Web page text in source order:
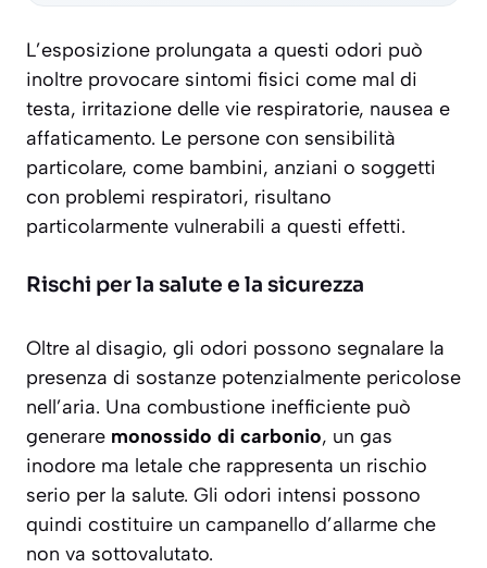
L’esposizione prolungata a questi odori può
inoltre provocare sintomi fisici come mal di
testa, irritazione delle vie respiratorie, nausea e
affaticamento. Le persone con sensibilità
particolare, come bambini, anziani o soggetti
con problemi respiratori, risultano
particolarmente vulnerabili a questi effetti.
Rischi per la salute e la sicurezza
Oltre al disagio, gli odori possono segnalare la
presenza di sostanze potenzialmente pericolose
nell’aria. Una combustione inefficiente può
generare monossido di carbonio, un gas
inodore ma letale che rappresenta un rischio
serio per la salute. Gli odori intensi possono
quindi costituire un campanello d’allarme che
non va sottovalutato.